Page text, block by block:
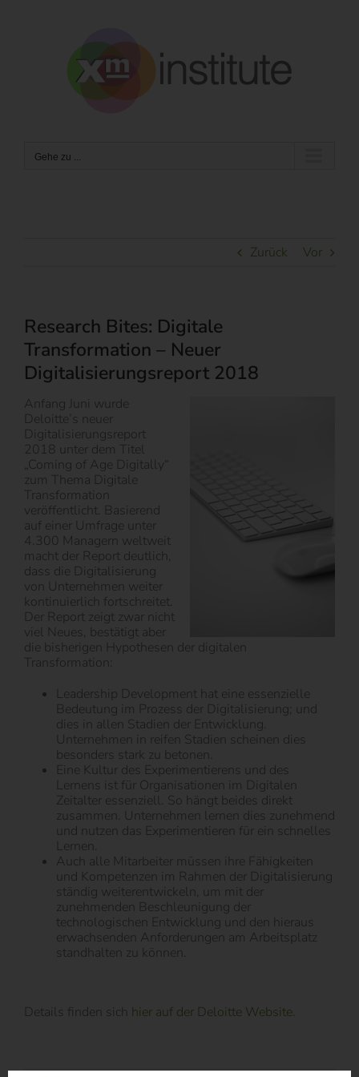
Gehe zu ...
Zurück Vor
Research Bites: Digitale
Transformation – Neuer
Digitalisierungsreport 2018
Anfang Juni wurde
Deloitte’s neuer
Digitalisierungsreport
2018 unter dem Titel
„Coming of Age Digitally“
zum Thema Digitale
Transformation
veröffentlicht. Basierend
auf einer Umfrage unter
4.300 Managern weltweit
macht der Report deutlich,
dass die Digitalisierung
von Unternehmen weiter
kontinuierlich fortschreitet.
Der Report zeigt zwar nicht
viel Neues, bestätigt aber
die bisherigen Hypothesen der digitalen
Transformation:
Leadership Development hat eine essenzielle
Bedeutung im Prozess der Digitalisierung; und
dies in allen Stadien der Entwicklung.
Unternehmen in reifen Stadien scheinen dies
besonders stark zu betonen.
Eine Kultur des Experimentierens und des
Lernens ist für Organisationen im Digitalen
Zeitalter essenziell. So hängt beides direkt
zusammen. Unternehmen lernen dies zunehmend
und nutzen das Experimentieren für ein schnelles
Lernen.
Auch alle Mitarbeiter müssen ihre Fähigkeiten
und Kompetenzen im Rahmen der Digitalisierung
ständig weiterentwickeln, um mit der
zunehmenden Beschleunigung der
technologischen Entwicklung und den hieraus
erwachsenden Anforderungen am Arbeitsplatz
standhalten zu können.
Details finden sich hier auf der Deloitte Website.